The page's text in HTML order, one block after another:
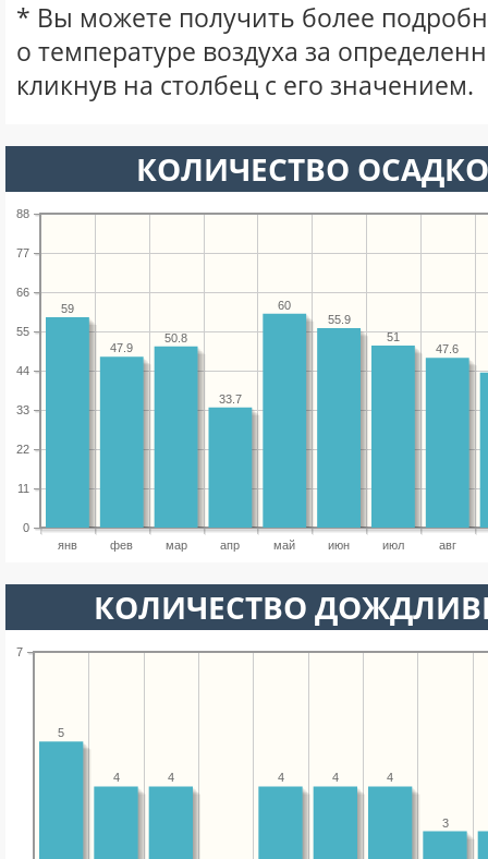
* Вы можете получить более
о температуре воздуха за
кликнув на столбец с его значением.
КОЛИЧЕСТВО
янв фев мар апр май июн июл авг
0
11
22
33
44
55
66
77
88
47.6
51
55.9
60
33.7
50.8
47.9
59
КОЛИЧЕСТВО
7
3
4
4
4
4
4
5